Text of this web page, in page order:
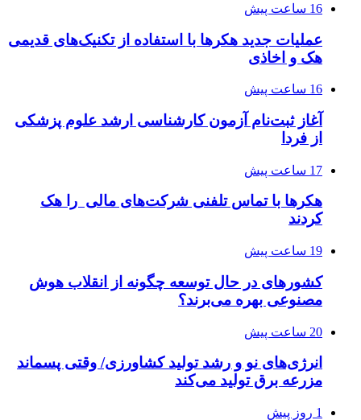
16 ساعت پیش
عملیات جدید هکرها با استفاده از تکنیک‌های قدیمی
هک و اخاذی
16 ساعت پیش
آغاز ثبت‌نام‌ آزمون کارشناسی ارشد علوم پزشکی
از فردا
17 ساعت پیش
هکرها با تماس تلفنی شرکت‌های مالی را هک
کردند
19 ساعت پیش
کشورهای در حال توسعه چگونه از انقلاب هوش
مصنوعی بهره می‌برند؟
20 ساعت پیش
انرژی‌های نو و رشد تولید کشاورزی/ وقتی پسماند
مزرعه‌ برق تولید می‌کند
1 روز پیش